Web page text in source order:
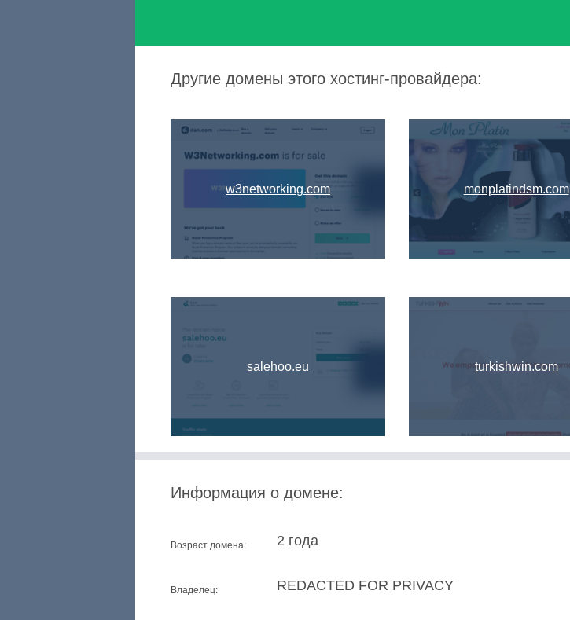
Другие домены этого хостинг-провайдера:
w3networking.com
salehoo.eu
monplatindsm.com
turkishwin.com
Информация о домене:
Возраст домена: 2 года
Владелец: REDACTED FOR PRIVACY